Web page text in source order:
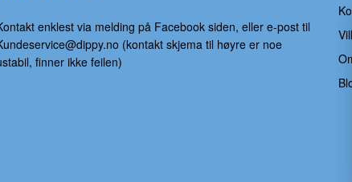
enklest via melding på Facebook siden, eller e-post til
(kontakt skjema til høyre er noe
finner ikke feilen)